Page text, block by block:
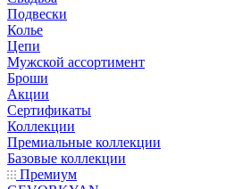
Подвески
Колье
Цепи
Мужской ассортимент
Броши
Акции
Сертификаты
Коллекции
Премиальные коллекции
Базовые коллекции
Премиум